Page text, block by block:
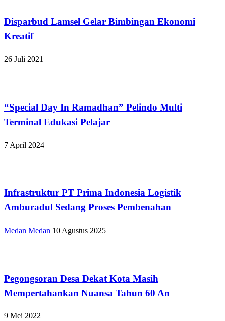
Disparbud Lamsel Gelar Bimbingan Ekonomi
Kreatif
26 Juli 2021
“Special Day In Ramadhan” Pelindo Multi
Terminal Edukasi Pelajar
7 April 2024
Infrastruktur PT Prima Indonesia Logistik
Amburadul Sedang Proses Pembenahan
Medan Medan 10 Agustus 2025
Pegongsoran Desa Dekat Kota Masih
Mempertahankan Nuansa Tahun 60 An
9 Mei 2022